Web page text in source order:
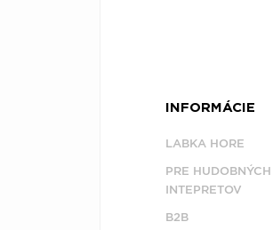
INFORMÁCIE
LABKA HORE
PRE HUDOBNÝCH
INTEPRETOV
B2B